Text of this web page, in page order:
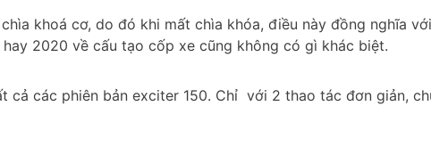
khoá cơ, do đó khi mất chìa khóa, điều này đồng nghĩa
2020 về cấu tạo cốp xe cũng không có gì khác biệt.
các phiên bản exciter 150. Chỉ với 2 thao tác đơn giản,